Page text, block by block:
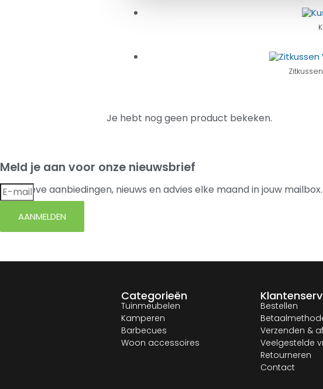
Je hebt nog geen product bekeken.
Meld je aan voor onze nieuwsbrief
Exclusieve aanbiedingen, nieuws en advies elke maand in jouw mailbox.
AANMELDEN
Categorieën
Tuinmeubelen
Kamperen
Barbecues
Woon accessoires
Bestellen
Verzenden &
Veelgestelde
Retourneren
Contact